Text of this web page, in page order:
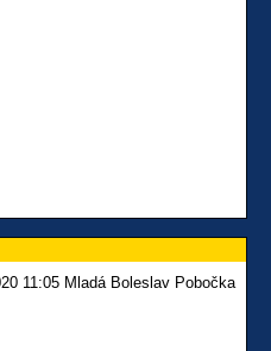
11:05 Mladá Boleslav Pobočka